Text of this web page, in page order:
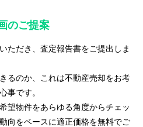
のご提案
ただき、査定報告書をご提出しま
るのか、これは不動産売却をお考
事です。
望物件をあらゆる角度からチェッ
向をベースに適正価格を無料でご